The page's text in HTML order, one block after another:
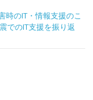
時のIT・情報支援のこ
でのIT支援を振り返